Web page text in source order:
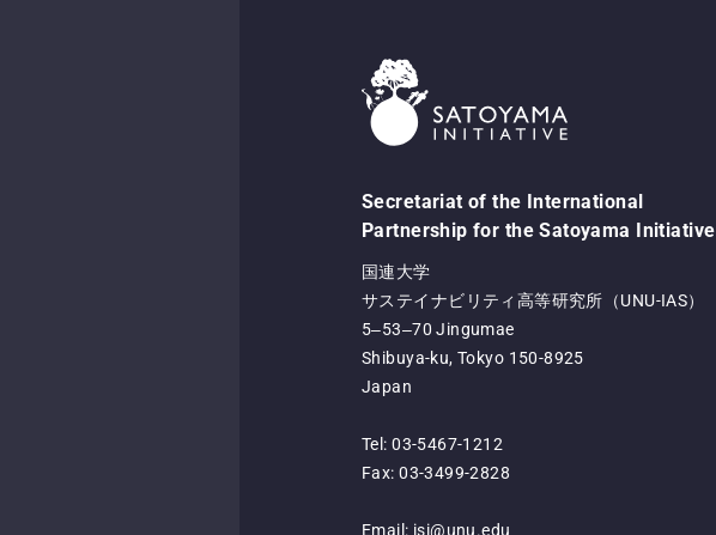
Secretariat of the International
Partnership for the Satoyama Initiative
国連大学
サステイナビリティ高等研究所（UNU-IAS）
5‒53‒70 Jingumae
Shibuya-ku, Tokyo 150-8925
Japan
Tel: 03-5467-1212
Fax: 03-3499-2828
Email: isi@unu.edu